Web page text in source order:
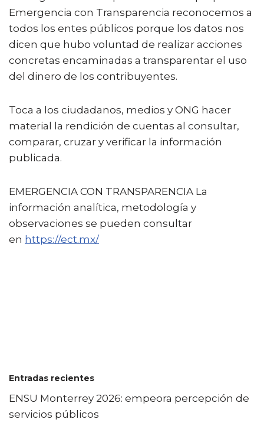
Emergencia con Transparencia reconocemos a
todos los entes públicos porque los datos nos
dicen que hubo voluntad de realizar acciones
concretas encaminadas a transparentar el uso
del dinero de los contribuyentes.
Toca a los ciudadanos, medios y ONG hacer
material la rendición de cuentas al consultar,
comparar, cruzar y verificar la información
publicada.
EMERGENCIA CON TRANSPARENCIA La
información analítica, metodología y
observaciones se pueden consultar
en https://ect.mx/
Entradas recientes
ENSU Monterrey 2026: empeora percepción de
servicios públicos